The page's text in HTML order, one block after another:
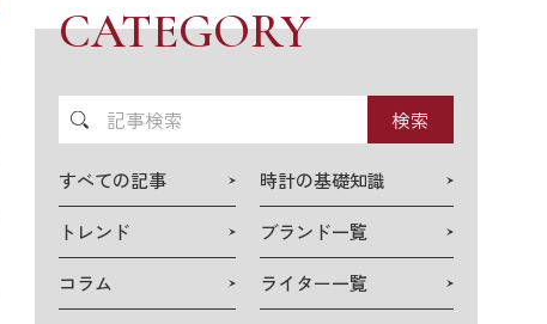
CATEGORY
記
事
検
索
すべての記事
トレンド
コラム
時計の基礎知識
ブランド一覧
ライター一覧